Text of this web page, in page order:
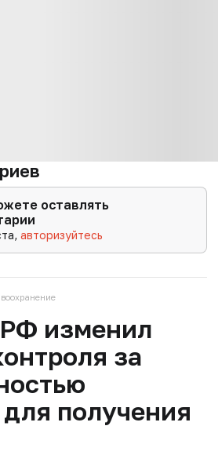
оставлять
авторизуйтесь
изменил
за
получения